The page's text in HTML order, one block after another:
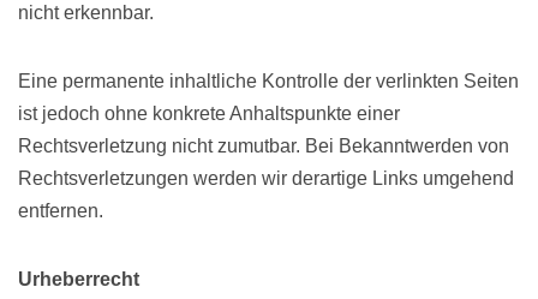
nicht erkennbar.
Eine permanente inhaltliche Kontrolle der verlinkten Seiten
ist jedoch ohne konkrete Anhaltspunkte einer
Rechtsverletzung nicht zumutbar. Bei Bekanntwerden von
Rechtsverletzungen werden wir derartige Links umgehend
entfernen.
Urheberrecht